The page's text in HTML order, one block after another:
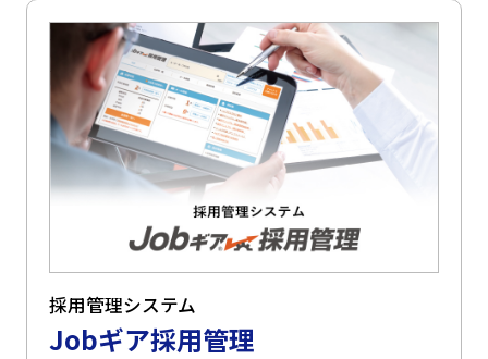
採用管理システム
Jobギア採用管理